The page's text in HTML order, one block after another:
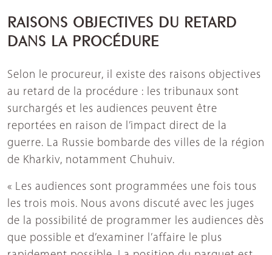
RAISONS OBJECTIVES DU RETARD
DANS LA PROCÉDURE
Selon le procureur, il existe des raisons objectives
au retard de la procédure : les tribunaux sont
surchargés et les audiences peuvent être
reportées en raison de l’impact direct de la
guerre. La Russie bombarde des villes de la région
de Kharkiv, notamment Chuhuiv.
« Les audiences sont programmées une fois tous
les trois mois. Nous avons discuté avec les juges
de la possibilité de programmer les audiences dès
que possible et d’examiner l’affaire le plus